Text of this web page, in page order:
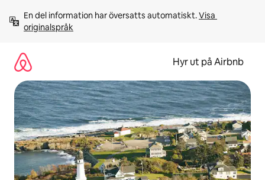
innehåll
En del information har översatts automatiskt. Visa
originalspråk
Hyr ut på Airbnb